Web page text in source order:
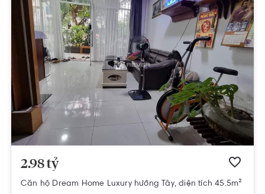
2.98 tỷ
Căn hộ Dream Home Luxury hướng Tây, diện tích 45.5m²